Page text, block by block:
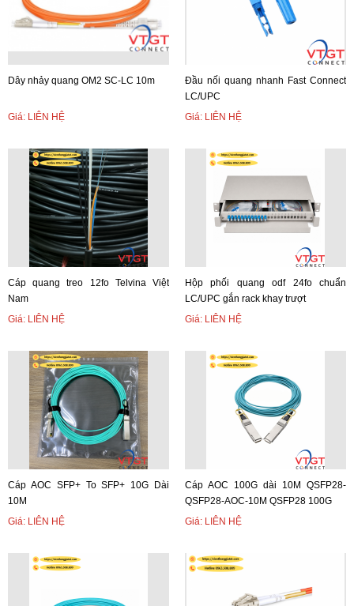
Dây nhảy quang OM2 SC-LC 10m
Giá: LIÊN HỆ
Đầu nối quang nhanh Fast Connect
LC/UPC
Giá: LIÊN HỆ
Cáp quang treo 12fo Telvina Việt
Nam
Giá: LIÊN HỆ
Hộp phối quang odf 24fo chuẩn
LC/UPC gắn rack khay trượt
Giá: LIÊN HỆ
Cáp AOC SFP+ To SFP+ 10G Dài
10M
Giá: LIÊN HỆ
Cáp AOC 100G dài 10M QSFP28-
QSFP28-AOC-10M QSFP28 100G
Giá: LIÊN HỆ